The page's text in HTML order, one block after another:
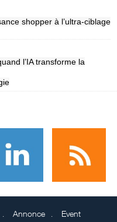
shopper à l’ultra-ciblage
l’IA transforme la
Annonce Event